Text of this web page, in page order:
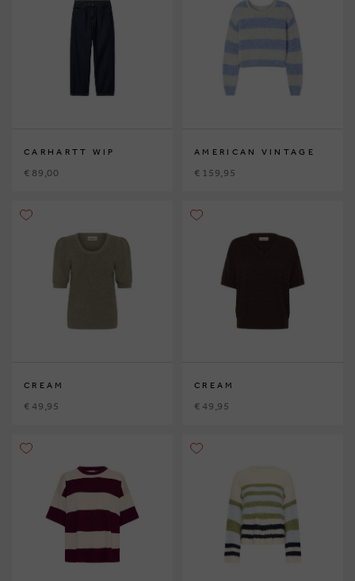
CARHARTT WIP
€ 89,00
AMERICAN VINTAGE
€ 159,95
CREAM
€ 49,95
CREAM
€ 49,95